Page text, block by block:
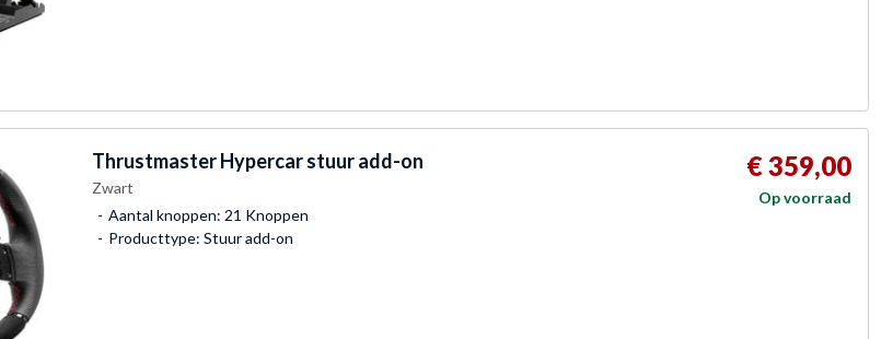
ThrustmasterHypercar stuur add-on
Zwart
Aantal knoppen: 21 Knoppen
Producttype: Stuur add-on
€ 359,00
Op voorraad